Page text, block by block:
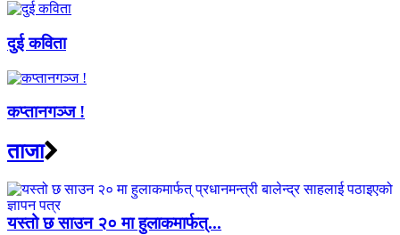
दुई कविता
कप्तानगञ्ज !
ताजा
यस्तो छ साउन २० मा हुलाकमार्फत्...